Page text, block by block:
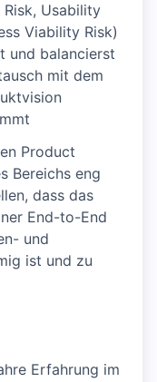
Usability
Viability Risk)
und balancierst
mit dem
Product
Bereichs eng
dass das
End-to-End
und
ist und zu
Erfahrung im